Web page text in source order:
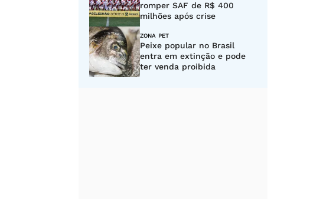
romper SAF de R$ 400
milhões após crise
ZONA PET
Peixe popular no Brasil
entra em extinção e pode
ter venda proibida